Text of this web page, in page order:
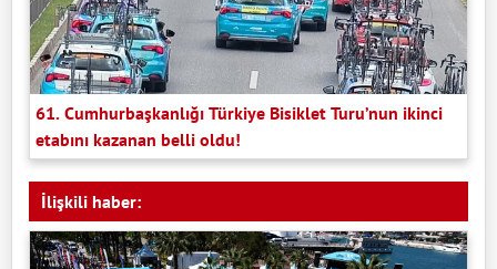
61. Cumhurbaşkanlığı Türkiye Bisiklet Turu’nun ikinci
etabını kazanan belli oldu!
İlişkili haber: